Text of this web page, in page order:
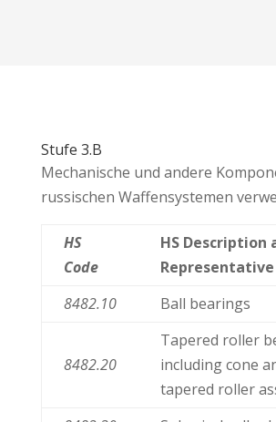
Stufe 3.B
Mechanische und andere
russischen Waffensystemen
HS
Code
HS Description
8482.10
Ball bearings
8482.20
Tapered roller
including cone
tapered roller